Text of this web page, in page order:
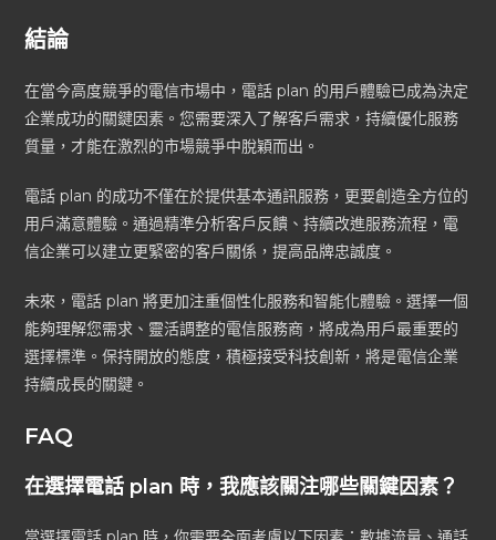
結論
在當今高度競爭的電信市場中，電話 plan 的用戶體驗已成為決定
企業成功的關鍵因素。您需要深入了解客戶需求，持續優化服務
質量，才能在激烈的市場競爭中脫穎而出。
電話 plan 的成功不僅在於提供基本通訊服務，更要創造全方位的
用戶滿意體驗。通過精準分析客戶反饋、持續改進服務流程，電
信企業可以建立更緊密的客戶關係，提高品牌忠誠度。
未來，電話 plan 將更加注重個性化服務和智能化體驗。選擇一個
能夠理解您需求、靈活調整的電信服務商，將成為用戶最重要的
選擇標準。保持開放的態度，積極接受科技創新，將是電信企業
持續成長的關鍵。
FAQ
在選擇電話 plan 時，我應該關注哪些關鍵因素？